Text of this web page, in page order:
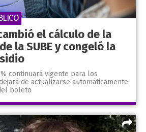
el cálculo de la
la SUBE y congeló la
continuará vigente para los
de actualizarse automáticamente
boleto